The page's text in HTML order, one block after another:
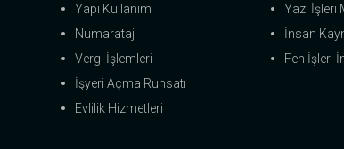
Yapı Kullanım
Numarataj
Vergi İşlemleri
İşyeri Açma Ruhsatı
Evlilik Hizmetleri
Yazı İşleri
İnsan
Fen İşleri